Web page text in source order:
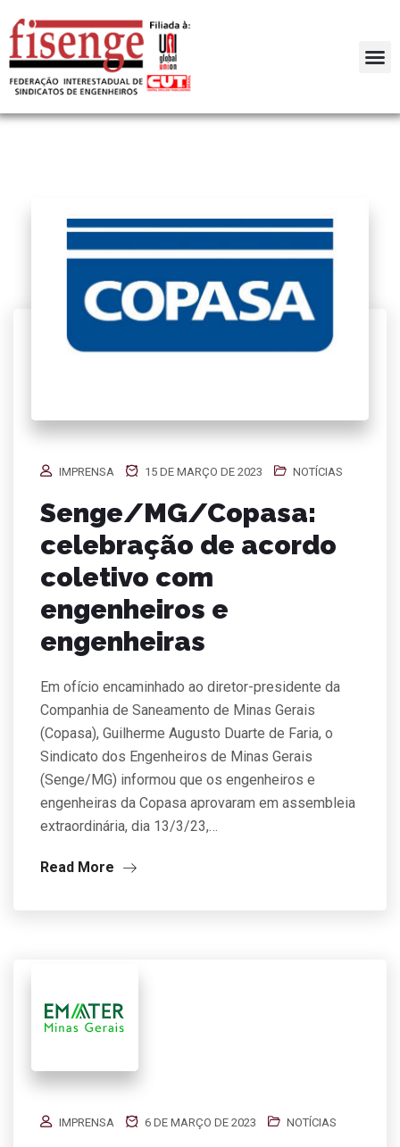
IMPRENSA 15 DE MARÇO DE 2023 NOTÍCIAS
Senge/MG/Copasa:
celebração de acordo
coletivo com
engenheiros e
engenheiras
Em ofício encaminhado ao diretor-presidente da
Companhia de Saneamento de Minas Gerais
(Copasa), Guilherme Augusto Duarte de Faria, o
Sindicato dos Engenheiros de Minas Gerais
(Senge/MG) informou que os engenheiros e
engenheiras da Copasa aprovaram em assembleia
extraordinária, dia 13/3/23,…
Read More
IMPRENSA 6 DE MARÇO DE 2023 NOTÍCIAS